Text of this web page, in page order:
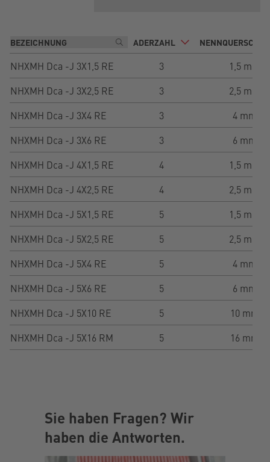
ADERZAHL
NHXMH Dca -J 3X1,5 RE 3
1,5 mm²
NHXMH Dca -J 3X2,5 RE
3
2,5 mm²
NHXMH Dca -J 3X4 RE
3
4 mm²
NHXMH Dca -J 3X6 RE
3
6 mm²
NHXMH Dca -J 4X1,5 RE
4
1,5 mm²
NHXMH Dca -J 4X2,5 RE
4
2,5 mm²
NHXMH Dca -J 5X1,5 RE
5
1,5 mm²
NHXMH Dca -J 5X2,5 RE
5
2,5 mm²
NHXMH Dca -J 5X4 RE
5
4 mm²
NHXMH Dca -J 5X6 RE
5
6 mm²
NHXMH Dca -J 5X10 RE
5
10 mm²
NHXMH Dca -J 5X16 RM
5 16 mm²
Sie haben Fragen? Wir
haben die Antworten.